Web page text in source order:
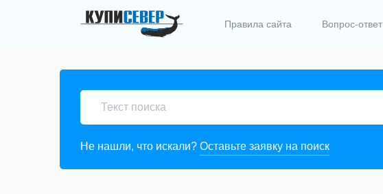
Правила сайта Вопрос-ответ
Не нашли, что искали? Оставьте заявку на поиск